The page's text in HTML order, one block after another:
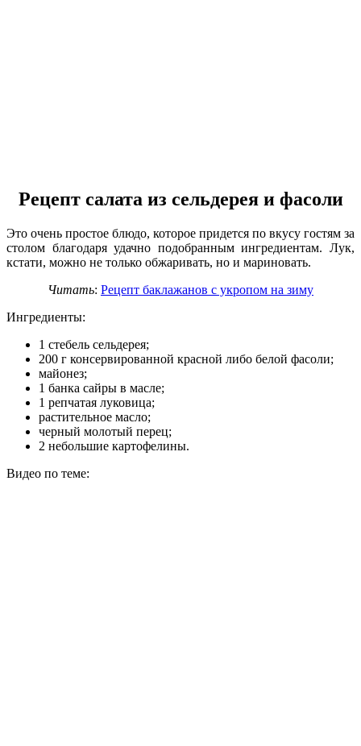
Рецепт салата из сельдерея и фасоли
Это очень простое блюдо, которое придется по вкусу гостям за
столом благодаря удачно подобранным ингредиентам. Лук,
кстати, можно не только обжаривать, но и мариновать.
Читать: Рецепт баклажанов с укропом на зиму
Ингредиенты:
1 стебель сельдерея;
200 г консервированной красной либо белой фасоли;
майонез;
1 банка сайры в масле;
1 репчатая луковица;
растительное масло;
черный молотый перец;
2 небольшие картофелины.
Видео по теме: